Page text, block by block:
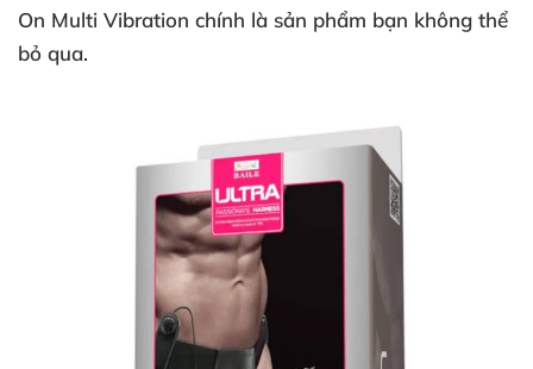
On Multi Vibration chính là sản phẩm bạn không thể
bỏ qua.